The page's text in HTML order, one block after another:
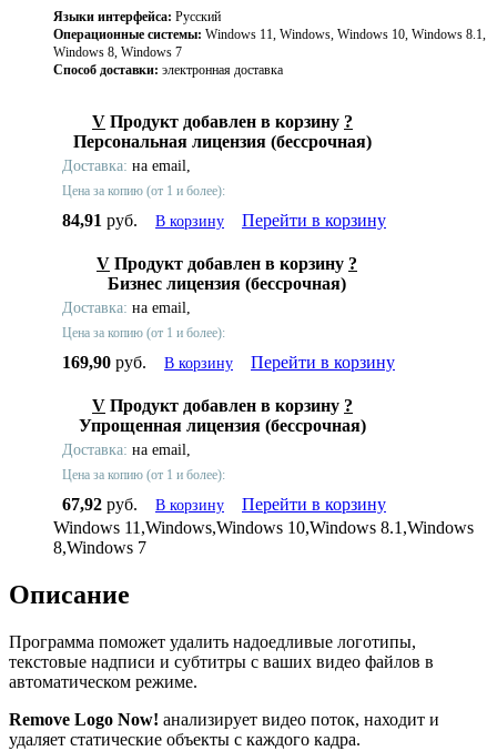
Языки интерфейса: Русский
Операционные системы: Windows 11, Windows, Windows 10, Windows 8.1,
Windows 8, Windows 7
Способ доставки: электронная доставка
V Продукт добавлен в корзину ?
Персональная лицензия (бессрочная)
Доставка: на email,
Цена за копию (от 1 и более):
84,91 руб. В корзину Перейти в корзину
V Продукт добавлен в корзину ?
Бизнес лицензия (бессрочная)
Доставка: на email,
Цена за копию (от 1 и более):
169,90 руб. В корзину Перейти в корзину
V Продукт добавлен в корзину ?
Упрощенная лицензия (бессрочная)
Доставка: на email,
Цена за копию (от 1 и более):
67,92 руб. В корзину
Перейти в корзину
Windows 11,Windows,Windows 10,Windows 8.1,Windows
8,Windows 7
Описание
Программа поможет удалить надоедливые логотипы,
текстовые надписи и субтитры с ваших видео файлов в
автоматическом режиме.
Remove Logo Now! анализирует видео поток, находит и
удаляет статические объекты с каждого кадра.